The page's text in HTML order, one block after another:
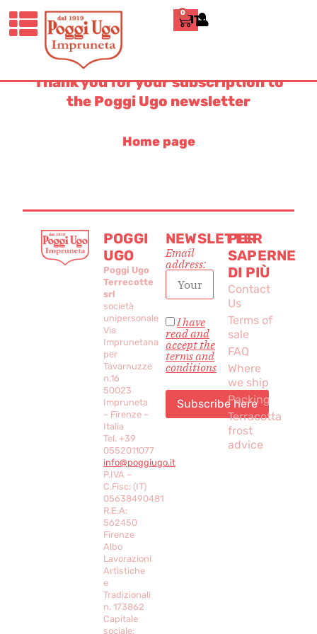
0 ITALIANO
Thank you!
Thank you for your subscription to
the Poggi Ugo newsletter
Home page
POGGI
UGO
Poggi Ugo
Terrecotte
srl
società
unipersonale
Via
Imprunetana
per
Tavarnuzze
n.16
50023
Impruneta
– Firenze –
Italia
Tel. +39
0552011077
info@poggiugo.it
P.IVA –
C.Fisc: (IT)
05638490481
R.E.A:
562450
Firenze
Albo
Lavorazioni
Artistiche
e
Tradizionali
n. 173862
Capitale
sociale:
NEWSLETTER
Email
address:
I have
read and
accept the
terms and
conditions
PER
SAPERNE
DI PIÙ
Contact
Us
Terms of
sale
FAQ
Where
we ship
Packing
Terracotta
frost
advice